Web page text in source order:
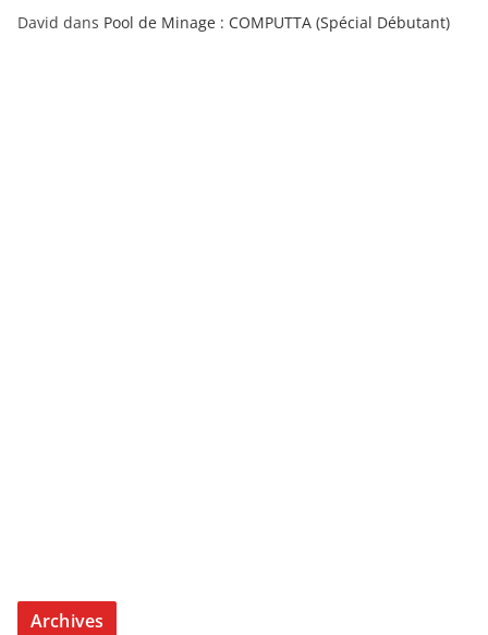
David dans Pool de Minage : COMPUTTA (Spécial Débutant)
Archives